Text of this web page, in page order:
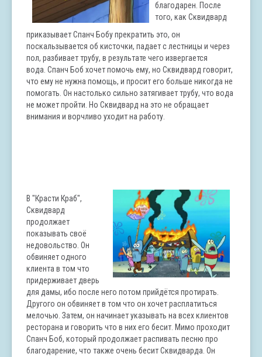
благодарен. После
того, как Сквидвард
приказываетСпанч Бобу прекратить это, он
поскальзывается об кисточки, падает с лестницы и через
пол, разбивает трубу, в результате чего извергается
вода. Спанч Боб хочет помочь ему, но Сквидвард говорит,
что ему не нужна помощь, и просит его больше никогда не
помогать. Он настолько сильно затягивает трубу, что вода
не может пройти. Но Сквидвард на это не обращает
внимания и ворчливо уходит на работу.
В "Красти Краб",
Сквидвард
продолжает
показывать своё
недовольство. Он
обвиняет одного
клиента в том что
придерживает дверь
для дамы, ибо после него потом прийдётся протирать.
Другого он обвиняет в том что он хочет расплатиться
мелочью. Затем, он начинает указывать на всех клиентов
ресторана и говорить что в них его бесит. Мимо проходит
Спанч Боб, который продолжает распивать песню про
благодарение, что также очень бесит Сквидварда. Он